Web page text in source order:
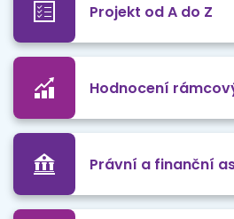
Projekt od A do Z
Hodnocení
Právní a finanční